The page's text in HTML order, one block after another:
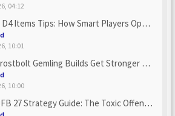
04:12
Items Tips: How Smart Players Optimize Gear, Build...
10:01
Gemling Builds Get Stronger With u4gm’s Ice C...
10:00
Strategy Guide: The Toxic Offensive Scheme Your ...